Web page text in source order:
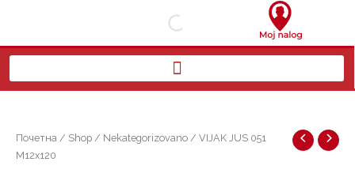
Почетна / Shop / Nekategorizovano / VIJAK JUS 051
M12x120
051
M12x120